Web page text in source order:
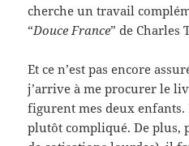
cherche un travail
“Douce France” de Charles
Et ce n’est pas encore
j’arrive à me procurer le
figurent mes deux enfants.
plutôt compliqué. De plus,